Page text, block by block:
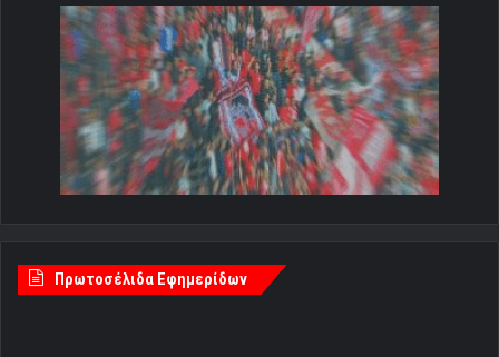
Πρωτοσέλιδα Εφημερίδων